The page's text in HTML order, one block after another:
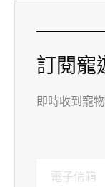
訂閱寵
即時收到寵